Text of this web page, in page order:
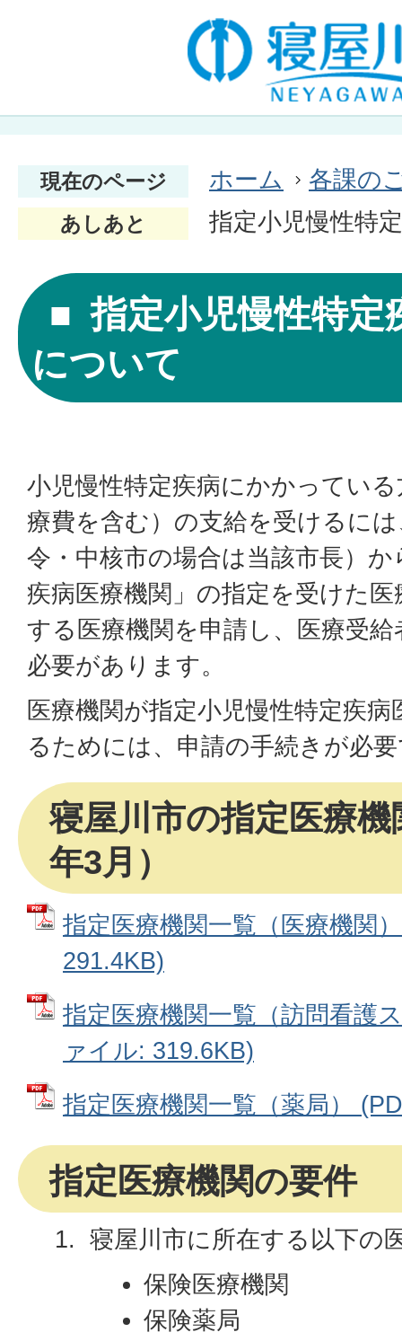
現在のページ ホーム 各課の
あしあと 指定小児慢性特
指定小児慢性特定
について
小児慢性特定疾病にかかってい
療費を含む）の支給を受けるに
令・中核市の場合は当該市長）
疾病医療機関」の指定を受けた
する医療機関を申請し、医療受
必要があります。
医療機関が指定小児慢性特定疾
るためには、申請の手続きが必
寝屋川市の指定医療
年3月）
指定医療機関一覧（医療機関
291.4KB)
指定医療機関一覧（訪問看護
ァイル: 319.6KB)
指定医療機関一覧（薬局）
指定医療機関の要件
寝屋川市に所在する以下の
保険医療機関
保険薬局